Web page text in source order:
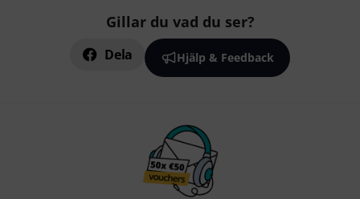
Gillar du vad du ser?
Dela Hjälp & Feedback